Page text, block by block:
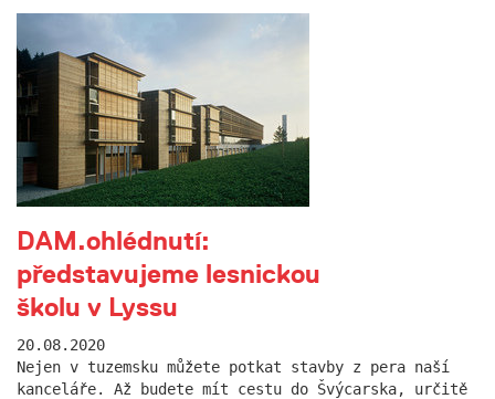
DAM.ohlédnutí:
představujeme lesnickou
školu v Lyssu
20.08.2020
Nejen v tuzemsku můžete potkat stavby z pera naší
kanceláře. Až budete mít cestu do Švýcarska, určitě